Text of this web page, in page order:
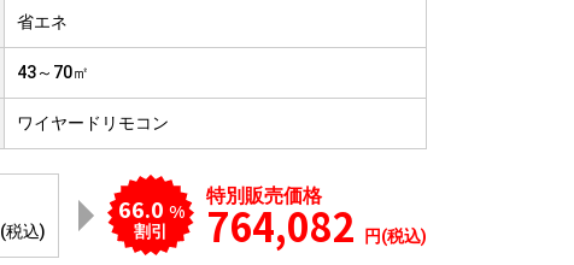
省エネ
43～70㎡
ワイヤードリモコン
(税込)
66.0 %
割引
特別販売価格
764,082 円(税込)